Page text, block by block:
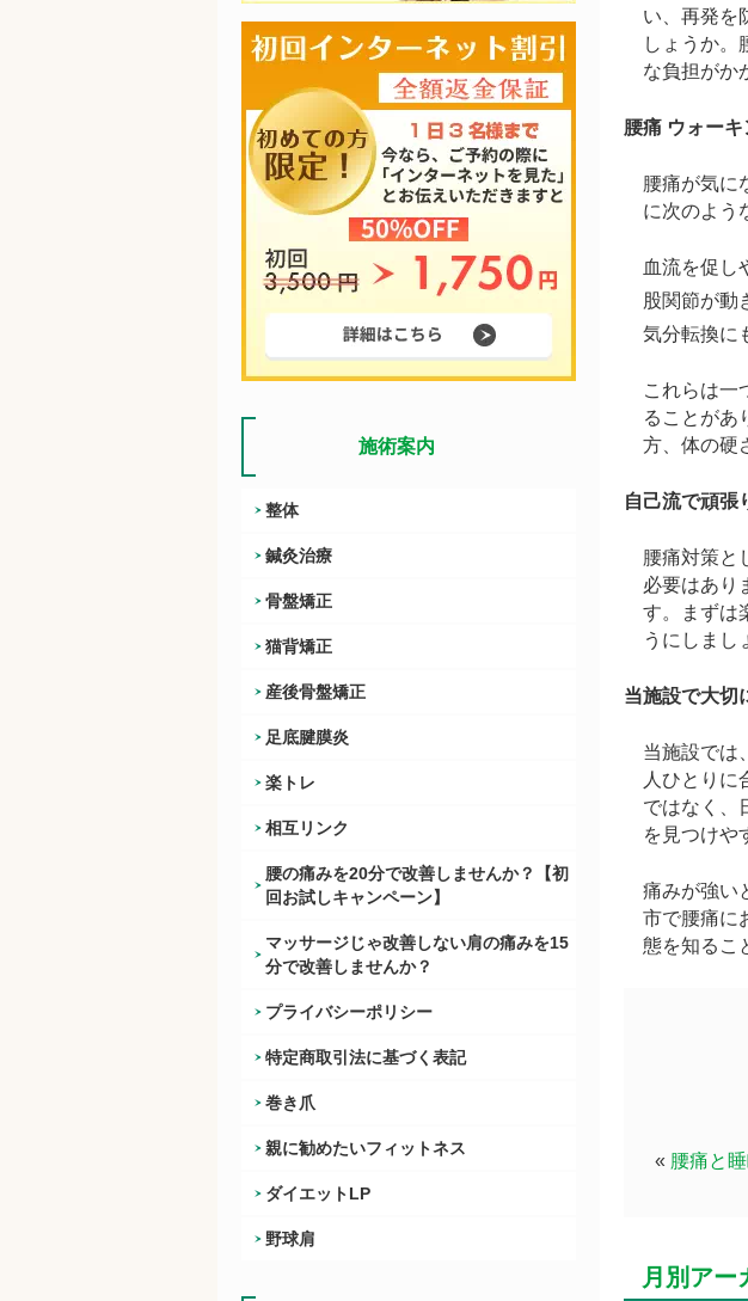
い、再発を
しょうか。
な負担がか
腰痛 ウォー
腰痛が気に
に次のよう
血流を促し
股関節が動
気分転換に
これらは一
ることがあ
方、体の硬
自己流で頑張
腰痛対策と
必要はあり
す。まずは
うにしまし
当施設で大切
当施設では
人ひとりに
ではなく、
を見つけや
痛みが強い
市で腰痛に
態を知るこ
« 腰痛と
月別アー
施術案内
整体
鍼灸治療
骨盤矯正
猫背矯正
産後骨盤矯正
足底腱膜炎
楽トレ
相互リンク
腰の痛みを20分で改善しませんか？【初
回お試しキャンペーン】
マッサージじゃ改善しない肩の痛みを15
分で改善しませんか？
プライバシーポリシー
特定商取引法に基づく表記
巻き爪
親に勧めたいフィットネス
ダイエットLP
野球肩